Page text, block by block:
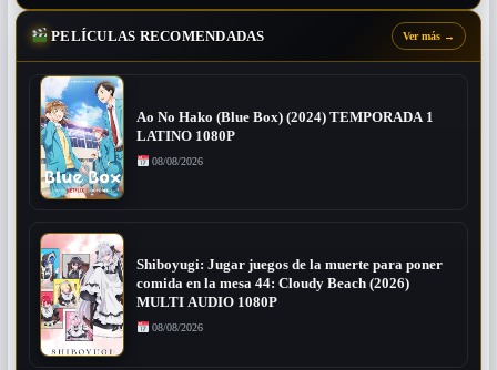
PELÍCULAS RECOMENDADAS Ver más →
Ao No Hako (Blue Box) (2024) TEMPORADA 1
LATINO 1080P
08/08/2026
Shiboyugi: Jugar juegos de la muerte para poner
comida en la mesa 44: Cloudy Beach (2026)
MULTI AUDIO 1080P
08/08/2026